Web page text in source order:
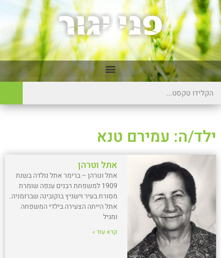
ילד/ה: עמירם טנא
אתל וטרהן
אתל וטרהן – ברימר אתל נולדה בשנת
1909 למשפחת רבנים ענפה שומרת
מסורת בעיר וישניץ בוקובינה שברומניה.
אתל הייתה הצעירה בילדי המשפחה
ומגיל
קרא עוד »